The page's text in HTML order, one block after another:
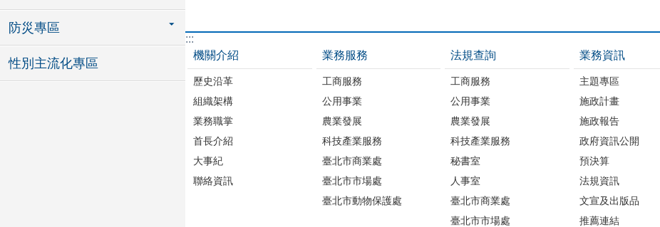
防災專區
性別主流化專區
:::
機關介紹
歷史沿革
組織架構
業務職掌
首長介紹
大事紀
聯絡資訊
業務服務
工商服務
公用事業
農業發展
科技產業服務
臺北市商業處
臺北市市場處
臺北市動物保護處
法規查詢
工商服務
公用事業
農業發展
科技產業服務
秘書室
人事室
臺北市商業處
臺北市市場處
業務資訊
主題專區
施政計畫
施政報告
政府資訊公開
預決算
法規資訊
文宣及出版品
推薦連結